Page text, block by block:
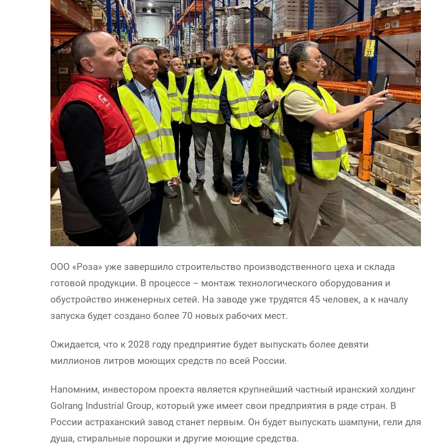
ООО «Роза» уже завершило строительство производственного цеха и склада
готовой продукции. В процессе – монтаж технологического оборудования и
обустройство инженерных сетей. На заводе уже трудятся 45 человек, а к началу
запуска будет создано более 70 новых рабочих мест.
Ожидается, что к 2028 году предприятие будет выпускать более девяти
миллионов литров моющих средств по всей России.
Напомним, инвестором проекта является крупнейший частный иранский холдинг
Golrang Industrial Group, который уже имеет свои предприятия в ряде стран. В
России астраханский завод станет первым. Он будет выпускать шампуни, гели для
душа, стиральные порошки и другие моющие средства.